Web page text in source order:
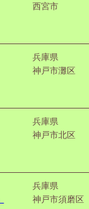
西宮市
兵庫県
神戸市灘区
兵庫県
神戸市北区
兵庫県
神戸市須磨区